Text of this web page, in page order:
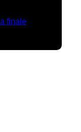
finale